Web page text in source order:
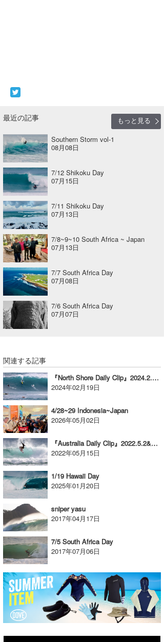
最近の記事
もっと見る
Southern Storm vol-1
08月08日
7/12 Shikoku Day
07月15日
7/11 Shikoku Day
07月13日
7/8~9~10 South Africa ~ Japan
07月13日
7/7 South Africa Day
07月08日
7/6 South Africa Day
07月07日
関連する記事
『North Shore Daily Clip』2024.2.15 & 16 @ Waimea
2024年02月19日
4/28~29 Indonesia~Japan
2026年05月02日
『Australia Daily Clip』2022.5.2&3 @ SNAPPER ROCKS vol.1
2022年05月15日
1/19 Hawaii Day
2025年01月20日
sniper yasu
2017年04月17日
7/5 South Africa Day
2017年07月06日